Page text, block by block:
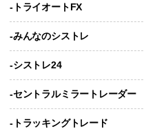
-トライオートFX
-みんなのシストレ
-シストレ24
-セントラルミラートレーダー
-トラッキングトレード